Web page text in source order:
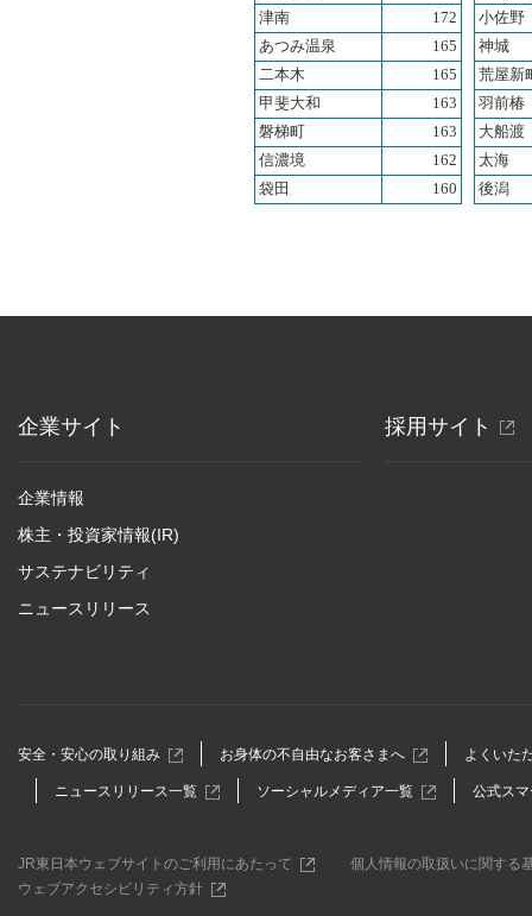
津南
172
あつみ温泉
165
二本木
165
甲斐大和
163
磐梯町
163
信濃境
162
袋田
160
小佐野
神城
荒屋新
羽前椿
大船渡
太海
後潟
企業サイト
企業情報
株主・投資家情報(IR)
サステナビリティ
ニュースリリース
採用サイト 別
す
安全・安心の取り組み 別
ィ
ウ
お身体の不自由なお客さまへ 別
ィ
ウ
よくいた
ニュースリリース一覧別
ド
ウ
ソーシャルメディア一覧別
ド
公式ス
JR東日本ウェブサイトのご利用にあたって 別
個人情報の取扱いに関する
ウェブアクセシビリティ方針別